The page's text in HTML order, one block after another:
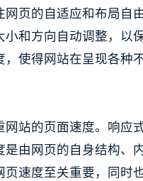
网页的自适应和布局自
小和方向自动调整，以
，使得网站在呈现各种
网站的页面速度。响应
是由网页的自身结构、
页速度至关重要，同时